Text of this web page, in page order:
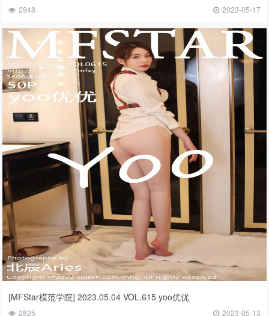
2948 2023-05-17
[MFStar模范学院] 2023.05.04 VOL.615 yoo优优
2825 2023-05-13